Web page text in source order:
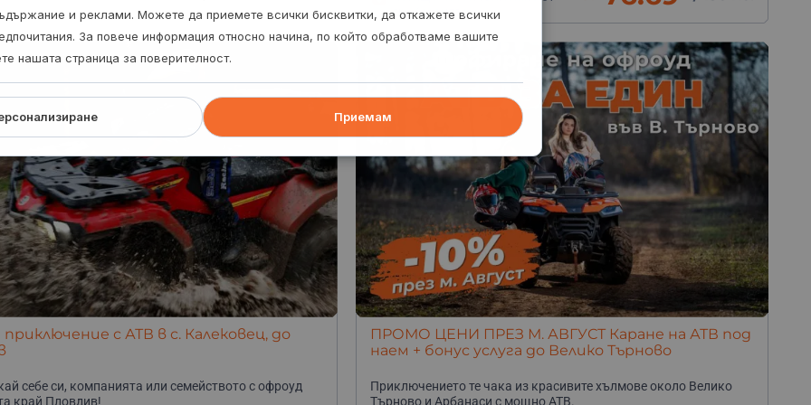
гр. Казанлък
с АТВ в с. Калековец, до
себе си, компанията или семейството с офроуд
край Пловдив!
ПРОМО ЦЕНИ ПРЕЗ М. АВГУСТ Каране на АТВ под
наем + бонус услуга до Велико Търново
Приключението те чака из красивите хълмове около Велико
Търново и Арбанаси с мощно АТВ.
и реклами. Можете да приемете всички бисквитки, да откажете всички
За повече информация относно начина, по който обработваме вашите
нашата страница за поверителност.
Приемам